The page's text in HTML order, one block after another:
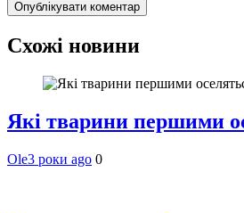
Схожі новини
Які тварини першими
Ole3 роки ago 0